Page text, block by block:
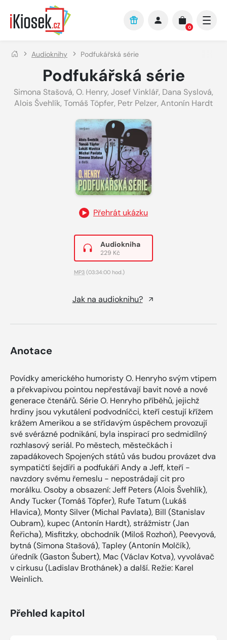
Přejít na hlavní obsah
0
Audioknihy Podfukářská série
Podfukářská série
Simona Stašová, O. Henry, Josef Vinklář, Dana Syslová,
Alois Švehlík, Tomáš Töpfer, Petr Pelzer, Antonín Hardt
Přehrát ukázku
Audiokniha
229 Kč
MP3 (03:34:00 hod.)
Jak na audioknihu?
Anotace
Povídky amerického humoristy O. Henryho svým vtipem
a překvapivou pointou nepřestávají bavit nové a nové
generace čtenářů. Série O. Henryho příběhů, jejichž
hrdiny jsou vykutálení podvodníčci, kteří cestují křížem
krážem Amerikou a se střídavým úspěchem provozují
své svérázné podnikání, byla inspirací pro sedmidílný
rozhlasový seriál. Po městech, městečkách i
zapadákovech Spojených států vás budou provázet dva
sympatičtí šejdíři a podfukáři Andy a Jeff, kteří -
navzdory svému řemeslu - nepostrádají cit pro
morálku. Osoby a obsazení: Jeff Peters (Alois Švehlík),
Andy Tucker (Tomáš Töpfer), Rufe Tatum (Lukáš
Hlavica), Monty Silver (Michal Pavlata), Bill (Stanislav
Oubram), kupec (Antonín Hardt), strážmistr (Jan
Řeřicha), Misfitzky, obchodník (Miloš Rozhoň), Peevyová,
bytná (Simona Stašová), Tapley (Antonín Molčík),
úředník (Gaston Šubert), Mac (Václav Kotva), vyvolávač
v cirkusu (Ladislav Brothánek) a další. Režie: Karel
Weinlich.
Přehled kapitol